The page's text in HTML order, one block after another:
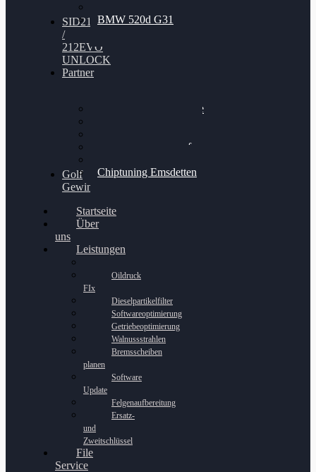
BMW 520d G31
SID212
/
212EVO
UNLOCK
Partner
Bilgenroth Performance
Chiptuning Schüttorf
Chiptuning Emsdetten
Golf
Gewinnspiel
Startseite
Über
uns
Leistungen
Oildruck
FIx
Dieselpartikelfilter
Softwareoptimierung
Getriebeoptimierung
Walnussstrahlen
Bremsscheiben
planen
Software
Update
Felgenaufbereitung
Ersatz-
und
Zweitschlüssel
File
Service